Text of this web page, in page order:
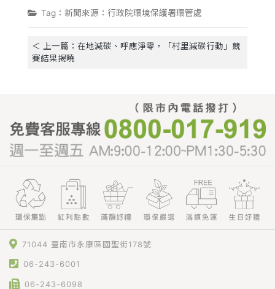
Tag：新聞來源：行政院環境保護署環管處
＜ 上一篇：在地減碳、呼應淨零，「村里減碳行動」競
賽結果揭曉
71044 臺南市永康區國聖街178號
06-243-6001
06-243-6098